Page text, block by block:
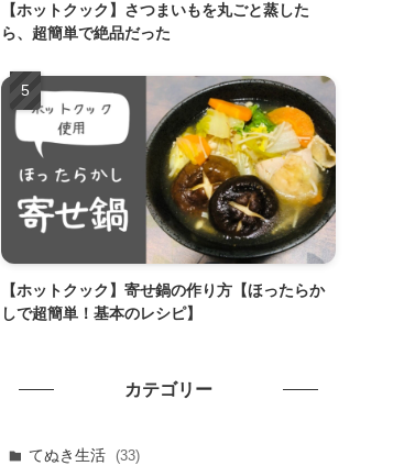
【ホットクック】さつまいもを丸ごと蒸した
ら、超簡単で絶品だった
【ホットクック】寄せ鍋の作り方【ほったらか
しで超簡単！基本のレシピ】
カテゴリー
てぬき生活 (33)